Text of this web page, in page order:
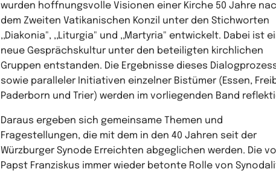
wurden hoffnungsvolle Visionen einer Kirche 50 Jahre
dem Zweiten Vatikanischen Konzil unter den Stichworten
,,Diakonia", ,,Liturgia" und ,,Martyria" entwickelt. Dabei ist
neue Gesprächskultur unter den beteiligten kirchlichen
Gruppen entstanden. Die Ergebnisse dieses
sowie paralleler Initiativen einzelner Bistümer (Essen,
Paderborn und Trier) werden im vorliegenden Band
Daraus ergeben sich gemeinsame Themen und
Fragestellungen, die mit dem in den 40 Jahren seit der
Würzburger Synode Erreichten abgeglichen werden. Die
Papst Franziskus immer wieder betonte Rolle von